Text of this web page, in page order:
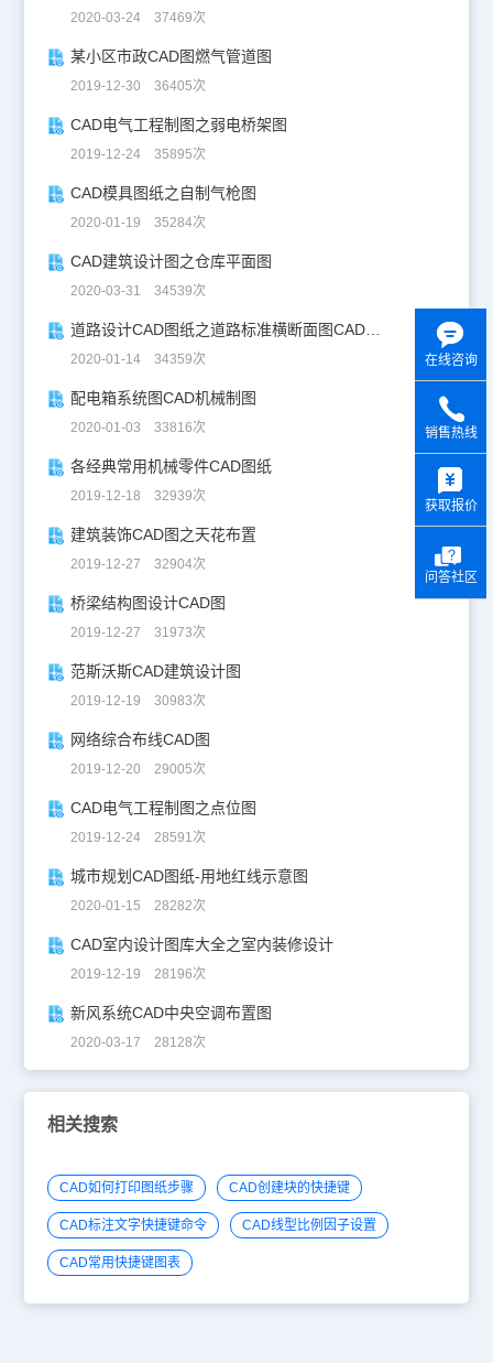
2020-03-24 37469次
某小区市政CAD图燃气管道图
2019-12-30 36405次
CAD电气工程制图之弱电桥架图
2019-12-24 35895次
CAD模具图纸之自制气枪图
2020-01-19 35284次
CAD建筑设计图之仓库平面图
2020-03-31 34539次
道路设计CAD图纸之道路标准横断面图CAD图纸
2020-01-14 34359次
配电箱系统图CAD机械制图
2020-01-03 33816次
各经典常用机械零件CAD图纸
2019-12-18 32939次
建筑装饰CAD图之天花布置
2019-12-27 32904次
桥梁结构图设计CAD图
2019-12-27 31973次
范斯沃斯CAD建筑设计图
2019-12-19 30983次
网络综合布线CAD图
2019-12-20 29005次
CAD电气工程制图之点位图
2019-12-24 28591次
城市规划CAD图纸-用地红线示意图
2020-01-15 28282次
CAD室内设计图库大全之室内装修设计
2019-12-19 28196次
新风系统CAD中央空调布置图
2020-03-17 28128次
相关搜索
CAD如何打印图纸步骤 CAD创建块的快捷键
CAD标注文字快捷键命令 CAD线型比例因子设置
CAD常用快捷键图表
在线咨询
销售热线
获取报价
问答社区